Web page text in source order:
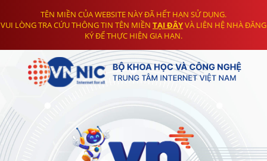
TÊN MIỀN CỦA WEBSITE NÀY ĐÃ HẾT HẠN SỬ DỤNG.
VUI LÒNG TRA CỨU THÔNG TIN TÊN MIỀN TẠI ĐÂYVÀ LIÊN HỆ NHÀ ĐĂNG
KÝ ĐỂ THỰC HIỆN GIA HẠN.